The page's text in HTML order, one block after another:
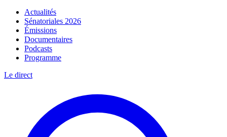
Actualités
Sénatoriales 2026
Émissions
Documentaires
Podcasts
Programme
Le direct